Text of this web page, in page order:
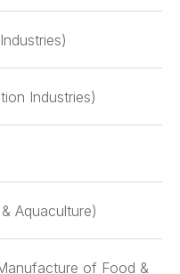
Industries)
Aquaculture)
of Food &